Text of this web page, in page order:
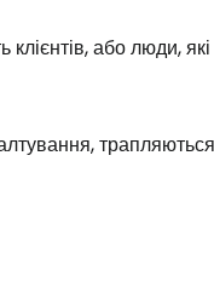
клієнтів, або люди,